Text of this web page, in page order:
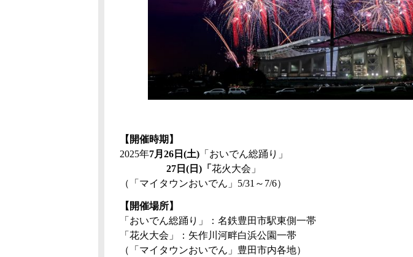
【開催時期】
2025年7月26日(土)「おいでん総踊り」
27日(日)「 花火大会」
（「マイタウンおいでん」5/31～7/6）
【開催場所】
「おいでん総踊り」：名鉄豊田市駅東側一帯
「花火大会」：矢作川河畔白浜公園一帯
（「マイタウンおいでん」豊田市内各地）